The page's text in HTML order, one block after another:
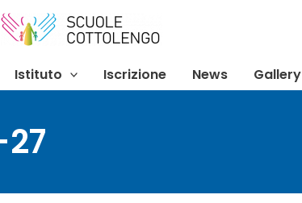
Istituto Iscrizione News Gallery